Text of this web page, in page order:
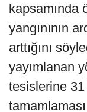
kapsamında
yangınının
arttığını
yayımlanan
tesislerine